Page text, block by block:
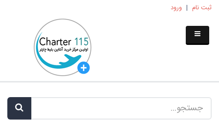
ثبت نام | ورود